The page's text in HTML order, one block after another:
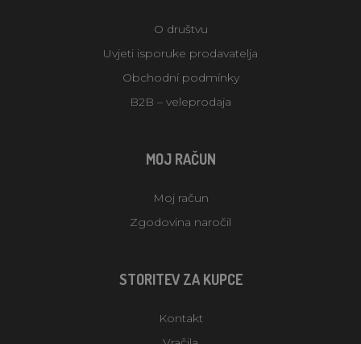
O društvu
Uvjeti isporuke prodavatelja
Obchodní podmínky
B2B – veleprodaja
MOJ RAČUN
Moj račun
Zgodovina naročil
STORITEV ZA KUPCE
Kontakt